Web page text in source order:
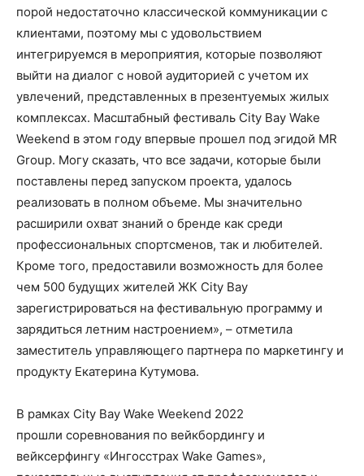
порой недостаточно классической коммуникации с
клиентами, поэтому мы c удовольствием
интегрируемся в мероприятия, которые позволяют
выйти на диалог с новой аудиторией с учетом их
увлечений, представленных в презентуемых жилых
комплексах. Масштабный фестиваль City Bay Wake
Weekend в этом году впервые прошел под эгидой MR
Group. Могу сказать, что все задачи, которые были
поставлены перед запуском проекта, удалось
реализовать в полном объеме. Мы значительно
расширили охват знаний о бренде как среди
профессиональных спортсменов, так и любителей.
Кроме того, предоставили возможность для более
чем 500 будущих жителей ЖК City Bay
зарегистрироваться на фестивальную программу и
зарядиться летним настроением», – отметила
заместитель управляющего партнера по маркетингу и
продукту Екатерина Кутумова.
В рамках City Bay Wake Weekend 2022
прошли соревнования по вейкбордингу и
вейксерфингу «Ингосстрах Wake Games»,